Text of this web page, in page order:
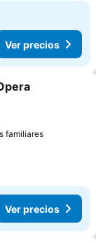
Ver precios
familiares
Ver precios